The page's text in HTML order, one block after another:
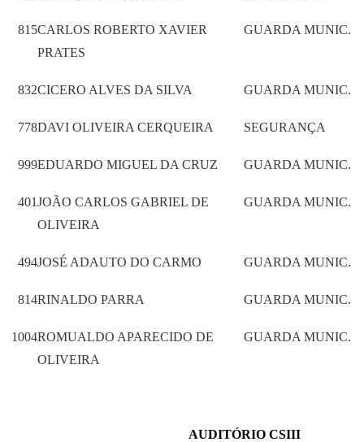
815CARLOS ROBERTO XAVIER
PRATES
GUARDA MUNIC.
832CICERO ALVES DA SILVA GUARDA MUNIC.
778DAVI OLIVEIRA CERQUEIRA SEGURANÇA
999EDUARDO MIGUEL DA CRUZ GUARDA MUNIC.
401JOÃO CARLOS GABRIEL DE
OLIVEIRA
GUARDA MUNIC.
494JOSÉ ADAUTO DO CARMO GUARDA MUNIC.
814RINALDO PARRA GUARDA MUNIC.
1004ROMUALDO APARECIDO DE
OLIVEIRA
GUARDA MUNIC.
AUDITÓRIO CSIII